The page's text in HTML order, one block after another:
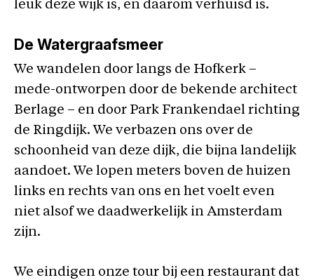
leuk deze wijk is, en daarom verhuisd is.
De Watergraafsmeer
We wandelen door langs de Hofkerk –
mede-ontworpen door de bekende architect
Berlage – en door Park Frankendael richting
de Ringdijk. We verbazen ons over de
schoonheid van deze dijk, die bijna landelijk
aandoet. We lopen meters boven de huizen
links en rechts van ons en het voelt even
niet alsof we daadwerkelijk in Amsterdam
zijn.
We eindigen onze tour bij een restaurant dat